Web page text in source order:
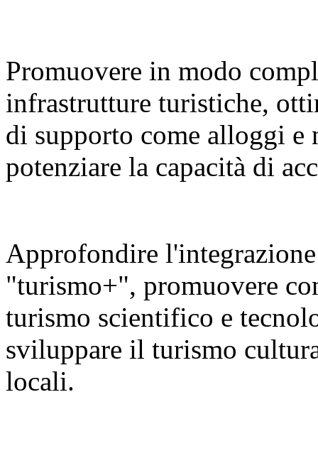
Promuovere in modo
infrastrutture turistiche,
di supporto come alloggi e
potenziare la capacità di
Approfondire
"turismo+", promuovere
turismo scientifico e
sviluppare il turismo
locali.